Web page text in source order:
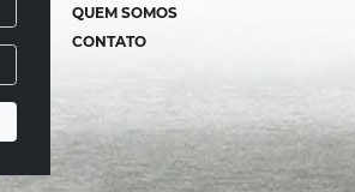
QUEM SOMOS
CONTATO